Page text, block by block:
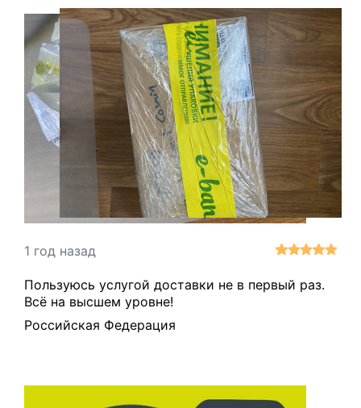
1 год назад
Пользуюсь услугой доставки не в первый раз.
Всё на высшем уровне!
Российская Федерация